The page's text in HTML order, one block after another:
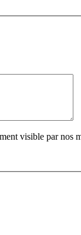
visible par nos